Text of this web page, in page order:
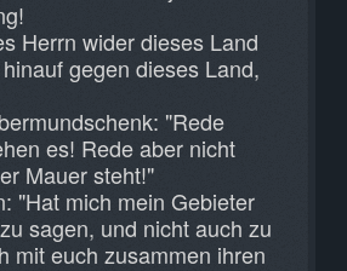
Herrn wider dieses Land
gegen dieses Land,
"Rede
es! Rede aber nicht
Mauer steht!"
"Hat mich mein Gebieter
sagen, und nicht auch zu
mit euch zusammen ihren